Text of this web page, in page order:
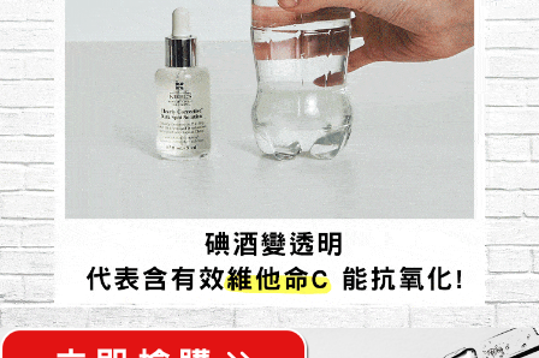
不只美白
還有普拉斯鏈深層保濕水光!
促進生成
（普拉斯鏈）
纖維母細胞
肌膚的
真皮層保濕因子
肌膚的
膠原蛋白